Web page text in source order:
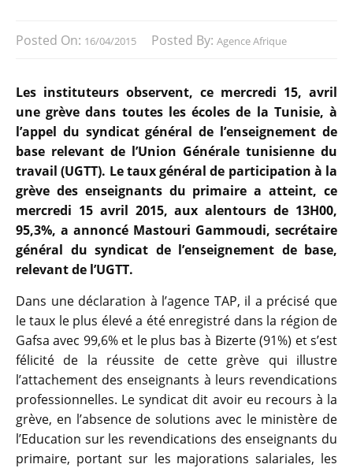
Posted On: 16/04/2015 Posted By: Agence Afrique
Les instituteurs observent, ce mercredi 15, avril
une grève dans toutes les écoles de la Tunisie, à
l’appel du syndicat général de l’enseignement de
base relevant de l’Union Générale tunisienne du
travail (UGTT). Le taux général de participation à la
grève des enseignants du primaire a atteint, ce
mercredi 15 avril 2015, aux alentours de 13H00,
95,3%, a annoncé Mastouri Gammoudi, secrétaire
général du syndicat de l’enseignement de base,
relevant de l’UGTT.
Dans une déclaration à l’agence TAP, il a précisé que
le taux le plus élevé a été enregistré dans la région de
Gafsa avec 99,6% et le plus bas à Bizerte (91%) et s’est
félicité de la réussite de cette grève qui illustre
l’attachement des enseignants à leurs revendications
professionnelles. Le syndicat dit avoir eu recours à la
grève, en l’absence de solutions avec le ministère de
l’Education sur les revendications des enseignants du
primaire, portant sur les majorations salariales, les